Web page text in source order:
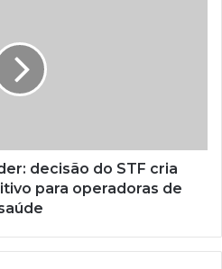
decisão do STF cria
para operadoras de